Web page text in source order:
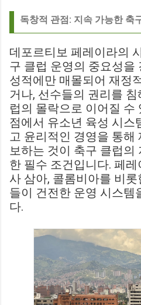
독창적 관점: 지속 가능한 축
데포르티보 페레이라의
구 클럽 운영의 중요성을
성적에만 매몰되어 재정
거나, 선수들의 권리를
럽의 몰락으로 이어질 수
점에서 유소년 육성 시스
고 윤리적인 경영을 통해
보하는 것이 축구 클럽의
한 필수 조건입니다. 페
사 삼아, 콜롬비아를 비
들이 건전한 운영 시스템
다.